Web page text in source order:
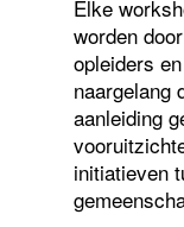
Elke
worden
opleiders
naargelang
aanleiding
initiatieven